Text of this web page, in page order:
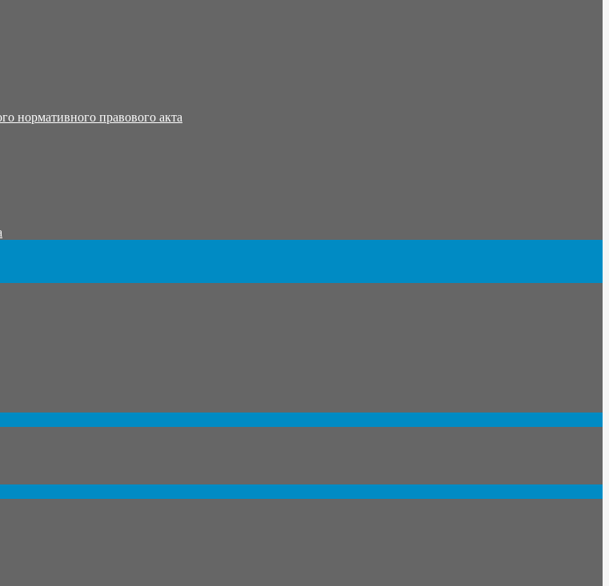
нормативного правового акта